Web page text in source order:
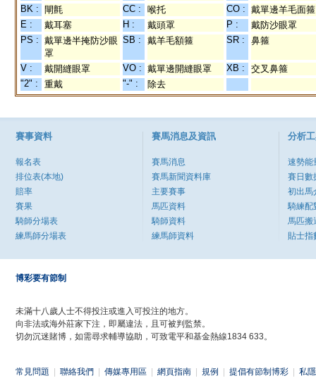
BK :
閘氈 CC : 喉托 CO : 戴單邊羊毛面箍
E :
戴耳塞 H : 戴頭罩 P :
戴防沙眼罩
PS : 戴單邊半掩防沙眼
罩
SB : 戴羊毛額箍 SR : 鼻箍
V : 戴開縫眼罩 VO : 戴單邊開縫眼罩 XB :
交叉鼻箍
"2" :
重戴 "-" : 除去
賽事資料
報名表
排位表(本地)
賠率
賽果
騎師分場表
練馬師分場表
賽馬消息及資訊
賽馬消息
賽馬新聞資料庫
主要賽事
馬匹資料
騎師資料
練馬師資料
分析
速勢能
賽日數
初出馬
騎練配
馬匹搬
貼士指
博彩要有節制
未滿十八歲人士不得投注或進入可投注的地方。
向非法或海外莊家下注，即屬違法，且可被判監禁。
切勿沉迷賭博，如需尋求輔導協助，可致電平和基金熱線1834 633。
常見問題 聯絡我們 傳媒專用區 網頁指南 規例 提倡有節制博彩 私